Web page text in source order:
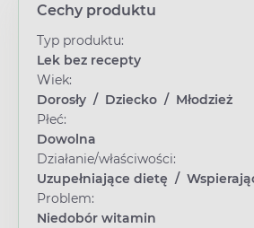
Cechy produktu
Typ produktu:
Lek bez recepty
Wiek:
Dorosły / Dziecko / Młodzież
Płeć:
Dowolna
Działanie/właściwości:
Uzupełniające dietę /
Problem:
Niedobór witamin